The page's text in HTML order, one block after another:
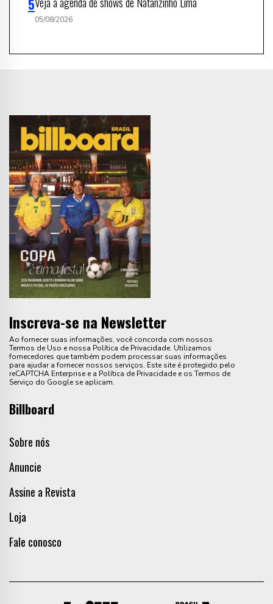
05/08/2026
Inscreva-se na Newsletter
Ao fornecer suas informações, você concorda com nossos
Termos de Uso e nossa Política de Privacidade. Utilizamos
fornecedores que também podem processar suas informações
para ajudar a fornecer nossos serviços. Este site é protegido pelo
reCAPTCHA Enterprise e a Política de Privacidade e os Termos de
Serviço do Google se aplicam.
Billboard
Sobre nós
Anuncie
Assine a Revista
Loja
Fale conosco